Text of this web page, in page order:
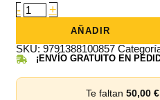
era:
8,50 €.
- Haikyu!!
01
cantidad
+
AÑADIR
SKU: 9791388100857
¡ENVÍO GRATUITO EN
Te faltan 50,00 €